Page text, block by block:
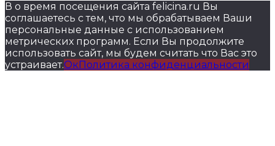
В о время посещения сайта felicina.ru Вы
соглашаетесь с тем, что мы обрабатываем Ваши
персональные данные с использованием
метрических программ. Если Вы продолжите
использовать сайт, мы будем считать что Вас это
устраивает.ОкПолитика конфиденциальности